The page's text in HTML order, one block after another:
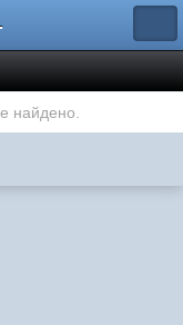
найдено.